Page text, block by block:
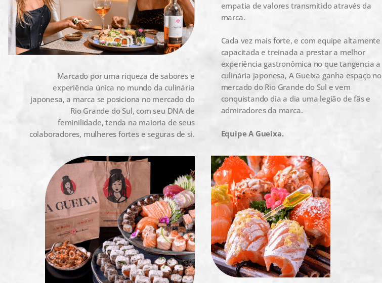
Marcado por uma riqueza de sabores e
experiência única no mundo da culinária
japonesa, a marca se posiciona no mercado do
Rio Grande do Sul, com seu DNA de
feminilidade, tenda na maioria de seus
colaboradores, mulheres fortes e seguras de si.
empatia de valores transmitido através da
marca.
Cada vez mais forte, e com equipe altamente
capacitada e treinada a prestar a melhor
experiência gastronômica no que tangencia a
culinária japonesa, A Gueixa ganha espaço no
mercado do Rio Grande do Sul e vem
conquistando dia a dia uma legião de fãs e
admiradores da marca.
Equipe A Gueixa.